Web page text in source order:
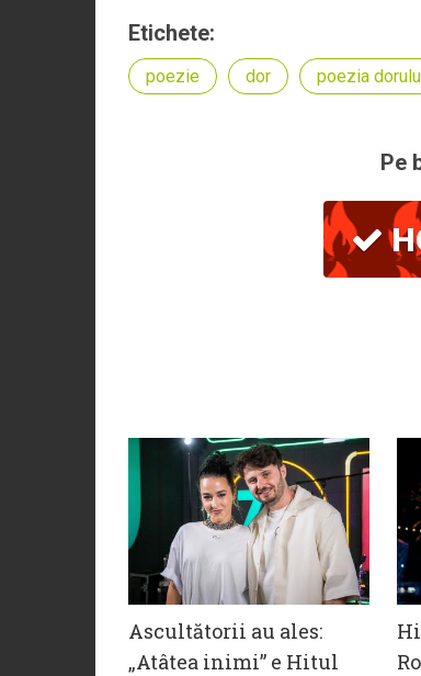
Etichete:
poezie dor poezia
Pe
Ascultătorii au ales:
„Atâtea inimi” e Hitul